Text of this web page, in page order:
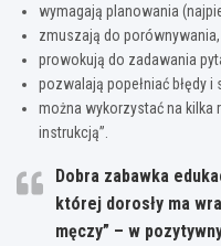
wymagają planowania
zmuszają do
prowokują do zadawania
pozwalają popełniać błędy
można wykorzystać na kilka
instrukcją”.
Dobra zabawka
której dorosły ma
męczy” – w